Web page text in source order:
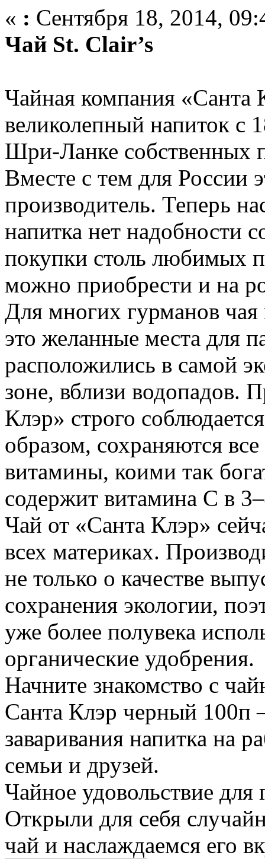
« : Сентября 18, 2014,
Чай St. Clair’s
Чайная компания «Санта
великолепный напиток с
Шри-Ланке собственных
Вместе с тем для России
производитель. Теперь
напитка нет надобности
покупки столь любимых
можно приобрести и на
Для многих гурманов
это желанные места для
расположились в самой
зоне, вблизи водопадов.
Клэр» строго
образом, сохраняются
витамины, коими так
содержит витамина C в
Чай от «Санта Клэр»
всех материках.
не только о качестве
сохранения экологии,
уже более полувека
органические удобрения.
Начните знакомство с
Санта Клэр черный 100п
заваривания напитка на
семьи и друзей.
Чайное удовольствие
Открыли для себя
чай и наслаждаемся его